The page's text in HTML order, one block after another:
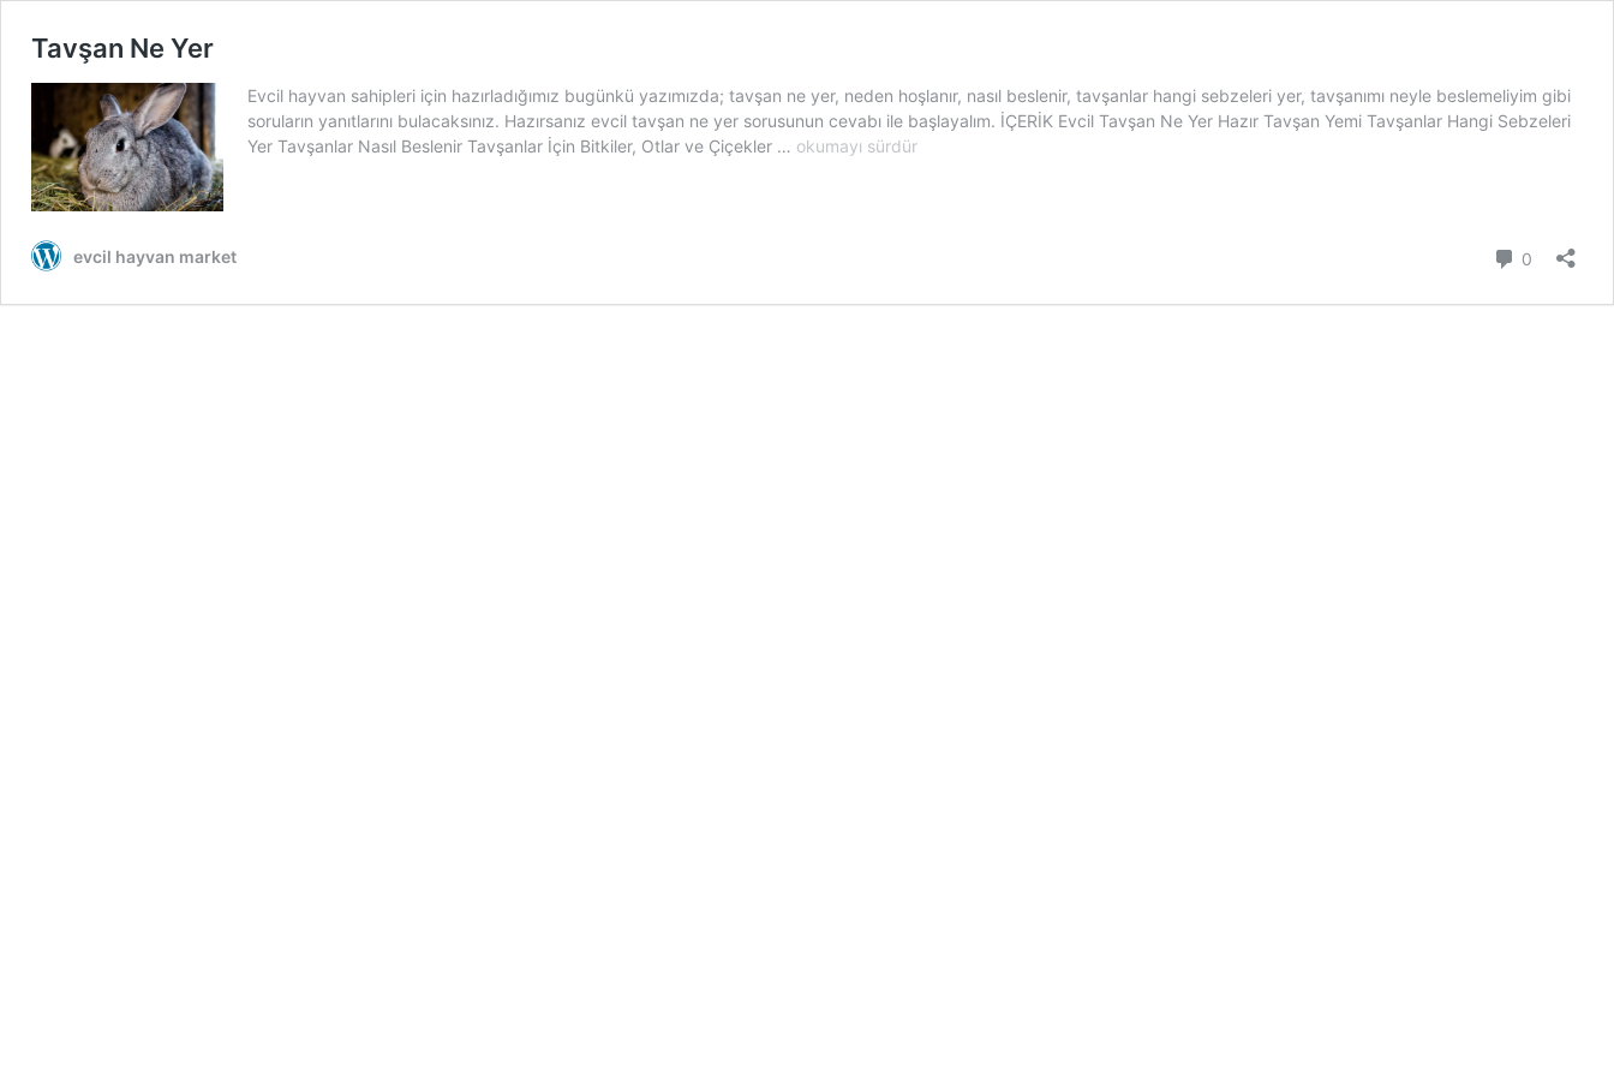
Tavşan Ne Yer
Evcil hayvan sahipleri için hazırladığımız bugünkü yazımızda; tavşan ne yer, neden hoşlanır, nasıl beslenir, tavşanlar hangi sebzeleri yer, tavşanımı neyle beslemeliyim gibi
soruların yanıtlarını bulacaksınız. Hazırsanız evcil tavşan ne yer sorusunun cevabı ile başlayalım. İÇERİK Evcil Tavşan Ne Yer Hazır Tavşan Yemi Tavşanlar Hangi Sebzeleri
Yer Tavşanlar Nasıl Beslenir Tavşanlar İçin Bitkiler, Otlar ve Çiçekler … Tavşan
okumayı sürdür
evcil hayvan market 0 Yorum